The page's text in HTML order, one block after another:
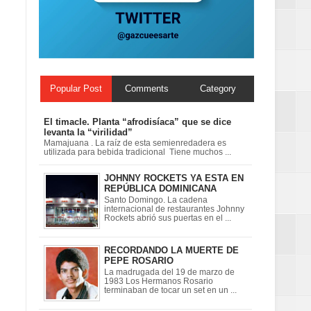
Popular Post Comments Category
El timacle. Planta “afrodisíaca” que se dice
levanta la “virilidad”
Mamajuana . La raíz de esta semienredadera es
utilizada para bebida tradicional Tiene muchos ...
JOHNNY ROCKETS YA ESTA EN
REPÚBLICA DOMINICANA
Santo Domingo. La cadena
internacional de restaurantes Johnny
Rockets abrió sus puertas en el ...
RECORDANDO LA MUERTE DE
PEPE ROSARIO
La madrugada del 19 de marzo de
1983 Los Hermanos Rosario
terminaban de tocar un set en un ...